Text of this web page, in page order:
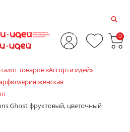
0
товаров «‎Ассорти идей»‎
женская
Ghost фруктовый, цветочный